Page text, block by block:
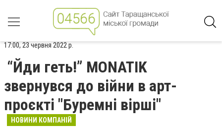
17:00, 23 червня 2022 р.
“Йди геть!” MONATIK
звернувся до війни в арт-
проєкті "Буремні вірші"
НОВИНИ КОМПАНІЙ